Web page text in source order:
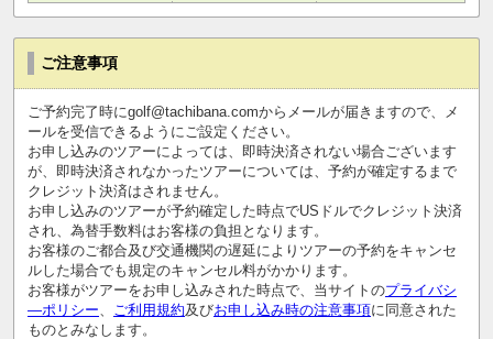
ご注意事項
ご予約完了時にgolf@tachibana.comからメールが届きますので、メ
ールを受信できるようにご設定ください。
お申し込みのツアーによっては、即時決済されない場合ございます
が、即時決済されなかったツアーについては、予約が確定するまで
クレジット決済はされません。
お申し込みのツアーが予約確定した時点でUSドルでクレジット決済
され、為替手数料はお客様の負担となります。
お客様のご都合及び交通機関の遅延によりツアーの予約をキャンセ
ルした場合でも規定のキャンセル料がかかります。
お客様がツアーをお申し込みされた時点で、当サイトのプライバシ
―ポリシー
ご利用規約及びお申し込み時の注意事項に同意された
ものとみなします。